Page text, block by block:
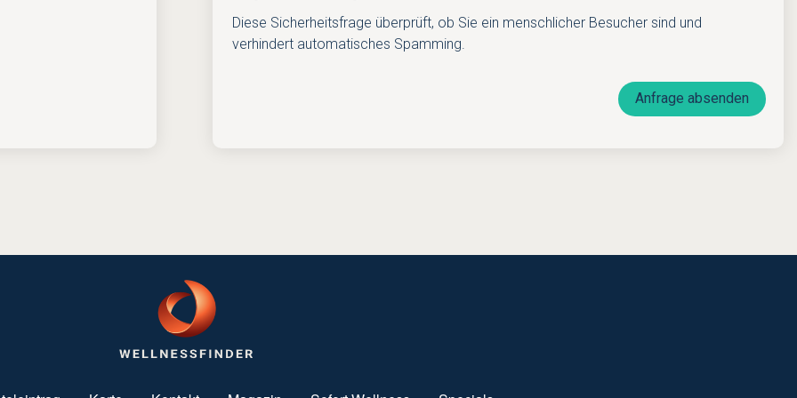
Diese Sicherheitsfrage überprüft, ob Sie ein menschlicher Besucher sind und
verhindert automatisches Spamming.
Anfrage absenden